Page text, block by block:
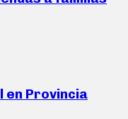
en Provincia